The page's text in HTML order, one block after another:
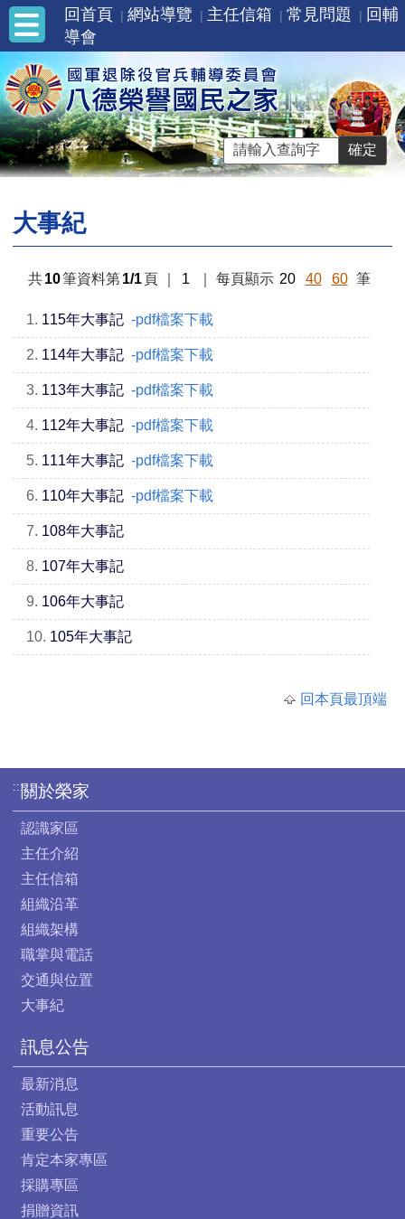
回首頁 網站導覽 主任信箱 常見問題
回輔
導會
大事紀
共 10筆資料第 1/1 頁 1 每頁顯示 20 40 60 筆
1. 115年大事記 -pdf檔案下載
2. 114年大事記 -pdf檔案下載
3. 113年大事記 -pdf檔案下載
4. 112年大事記 -pdf檔案下載
5. 111年大事記 -pdf檔案下載
6. 110年大事記 -pdf檔案下載
7. 108年大事記
8. 107年大事記
9. 106年大事記
10. 105年大事記
回本頁最頂端
:::關於榮家
認識家區
主任介紹
主任信箱
組織沿革
組織架構
職掌與電話
交通與位置
大事紀
訊息公告
最新消息
活動訊息
重要公告
肯定本家專區
採購專區
捐贈資訊